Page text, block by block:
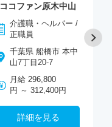
ココファン原木中山
介護職・ヘルパー /
正職員
千葉県 船橋市 本中
山7丁目20-7
月給 296,800
円 ～ 312,400円
詳細を見る